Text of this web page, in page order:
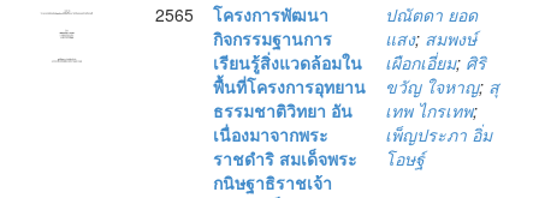
2565
โครงการพัฒนา
กิจกรรมฐานการ
เรียนรู้สิ่งแวดล้อมใน
พื้นที่โครงการอุทยาน
ธรรมชาติวิทยา อัน
เนื่องมาจากพระ
ราชดำริ สมเด็จพระ
กนิษฐาธิราชเจ้า
ปณัตดา ยอด
แสง; สมพงษ์
เผือกเอี่ยม; ศิริ
ขวัญ ใจหาญ; สุ
เทพ ไกรเทพ;
เพ็ญประภา อิ่ม
โอษฐ์